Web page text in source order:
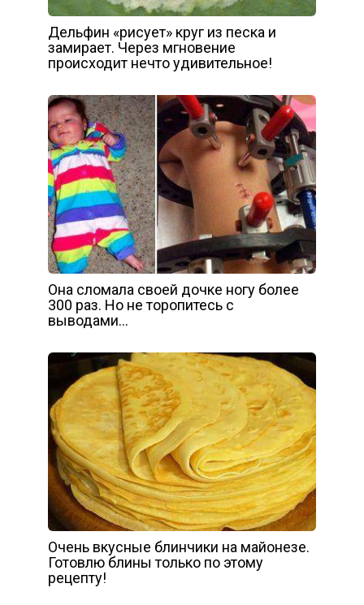
Дельфин «рисует» круг из песка и
замирает. Через мгновение
происходит нечто удивительное!
Она сломала своей дочке ногу более
300 раз. Но не торопитесь с
выводами…
Очень вкусные блинчики на майонезе.
Готовлю блины только по этому
рецепту!